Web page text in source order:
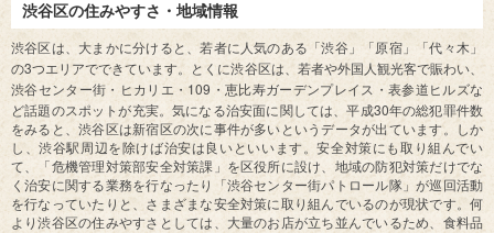
渋谷区の住みやすさ・地域情報
渋谷区は、大まかに分けると、若者に人気のある「渋谷」「原宿」「代々木」
の3つエリアでできています。とくに渋谷区は、若者や外国人観光客で賑わい、
渋谷センター街・ヒカリエ・ 109 ・恵比寿ガーデンプレイス・表参道ヒルズな
ど話題のスポットが充実。気になる治安面に関しては、平成30年の総犯罪件数
をみると、渋谷区は新宿区の次に事件が多いというデータが出ています。しか
し、渋谷駅周辺を除けば治安は良いといいます。安全対策にも取り組んでい
て、「危機管理対策部安全対策課」を区役所に設け、地域の防犯対策だけでな
く治安に関する業務を行なったり「渋谷センター街パトロール隊」が巡回活動
を行なっていたりと、さまざまな安全対策に取り組んでいるのが現状です。何
より渋谷区の住みやすさとしては、大量のお店が立ち並んでいるため、食料品